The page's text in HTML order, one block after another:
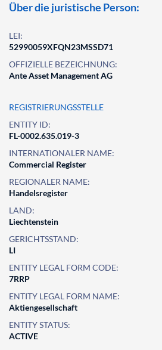
Über die juristische Person:
LEI:
52990059XFQN23MSSD71
OFFIZIELLE BEZEICHNUNG:
Ante Asset Management AG
REGISTRIERUNGSSTELLE
ENTITY ID:
FL-0002.635.019-3
INTERNATIONALER NAME:
Commercial Register
REGIONALER NAME:
Handelsregister
LAND:
Liechtenstein
GERICHTSSTAND:
LI
ENTITY LEGAL FORM CODE:
7RRP
ENTITY LEGAL FORM NAME:
Aktiengesellschaft
ENTITY STATUS:
ACTIVE